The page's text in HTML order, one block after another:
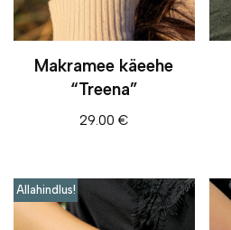
Makramee käeehe
“Treena”
29.00 €
Allahindlus!